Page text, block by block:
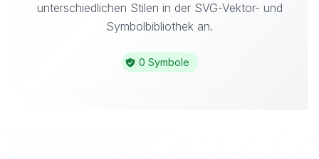
unterschiedlichen Stilen in der SVG-Vektor- und
Symbolbibliothek an.
0 Symbole